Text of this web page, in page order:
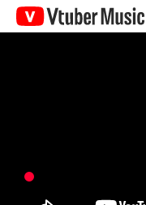
Vtuber
Music